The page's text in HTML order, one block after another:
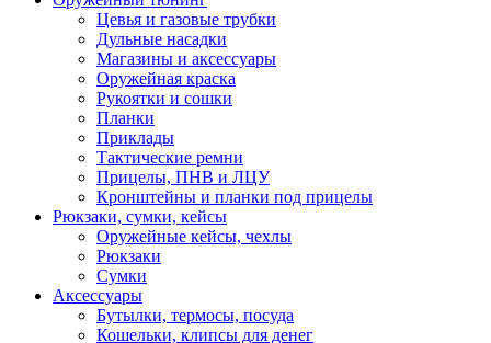
Цевья и газовые трубки
Дульные насадки
Магазины и аксессуары
Оружейная краска
Рукоятки и сошки
Планки
Приклады
Тактические ремни
Прицелы, ПНВ и ЛЦУ
Кронштейны и планки под прицелы
Рюкзаки, сумки, кейсы
Оружейные кейсы, чехлы
Рюкзаки
Сумки
Аксессуары
Бутылки, термосы, посуда
Кошельки, клипсы для денег